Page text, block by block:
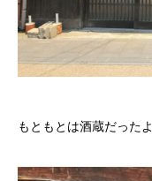
もともとは酒蔵だった